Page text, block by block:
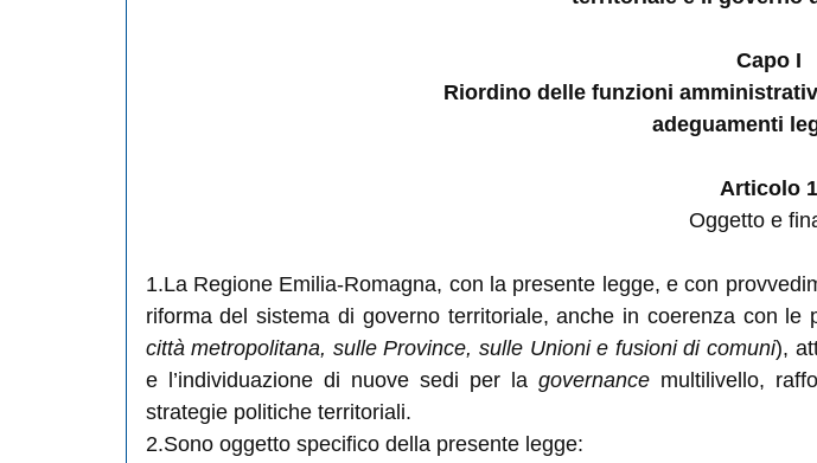
Capo I
Riordino delle funzioni
adeguamenti
Articolo 1
Oggetto e
1.La Regione Emilia-Romagna, con la presente legge, e con
riforma del sistema di governo territoriale, anche in coerenza con
città metropolitana, sulle Province, sulle Unioni e fusioni di comuni),
e l’individuazione di nuove sedi per la governancemultilivello,
strategie politiche territoriali.
2.Sono oggetto specifico della presente legge: